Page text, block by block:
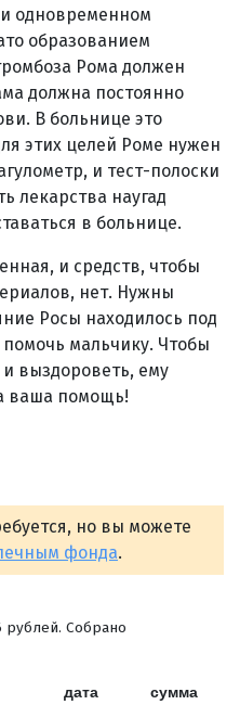
одновременном
образованием
Рома должен
должна постоянно
В больнице это
этих целей Роме нужен
и тест-полоски
лекарства наугад
в больнице.
и средств, чтобы
нет. Нужны
Росы находилось под
мальчику. Чтобы
выздороветь, ему
ваша помощь!
но вы можете
фонда.
рублей. Собрано
дата
сумма